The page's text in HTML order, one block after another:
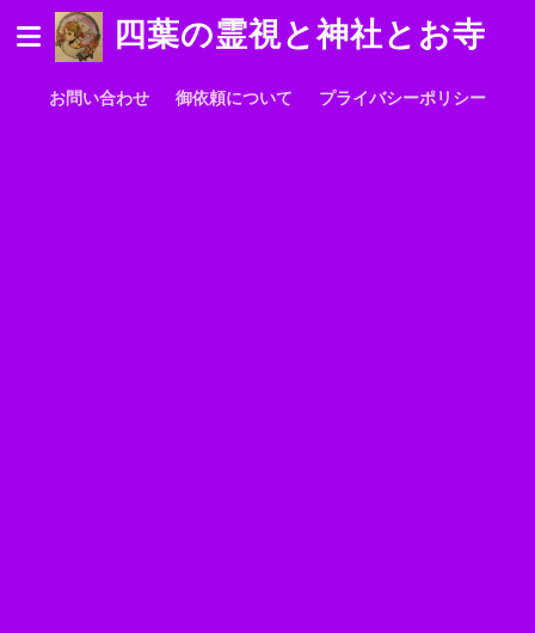
四葉の霊視と神社とお寺
お問い合わせ 御依頼について プライバシーポリシー